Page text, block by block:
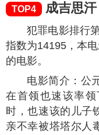
TOP4 成吉思汗
犯罪电影排行
指数为14195 ，本
的电影。
电影简介：公
在首领也速该率
时，也速该的儿子
亲不幸被塔塔尔人